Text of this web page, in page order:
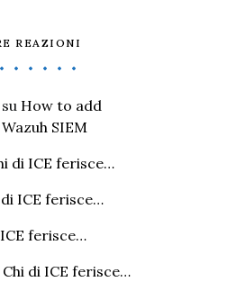
REAZIONI
su How to add
SIEM
di ICE ferisce…
di ICE ferisce…
ferisce…
Chi di ICE ferisce…